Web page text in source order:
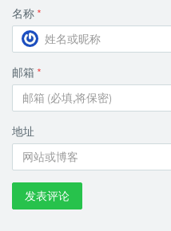
名称 *
邮箱 *
地址
发表评论